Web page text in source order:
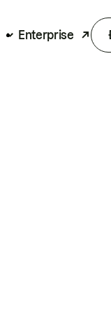
Enterprise